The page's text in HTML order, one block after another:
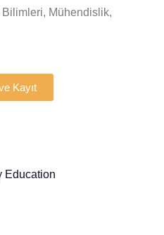
Bilimleri, Mühendislik,
Kayıt